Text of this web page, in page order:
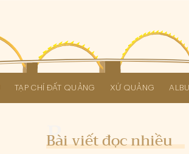
TẠP CHÍ ĐẤT QUẢNG XỨ QUẢNG
Bài viết đọc nhiều